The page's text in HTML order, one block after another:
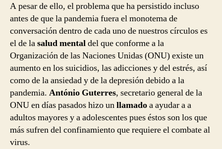
A pesar de ello, el problema que ha persistido incluso
antes de que la pandemia fuera el monotema de
conversación dentro de cada uno de nuestros círculos es
el de lasalud mentaldel que conforme a la
Organización de las Naciones Unidas (ONU) existe un
aumento en los suicidios, las adicciones y del estrés, así
como de la ansiedad y de la depresión debido a la
pandemia. António Guterres, secretario general de la
ONU en días pasados hizo unllamadoa ayudar a a
adultos mayores y a adolescentes pues éstos son los que
más sufren del confinamiento que requiere el combate al
virus.